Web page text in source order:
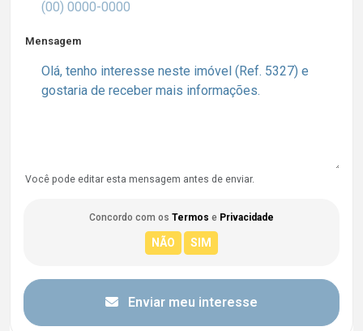
Mensagem
Você pode editar esta mensagem antes de enviar.
Concordo com os Termos e Privacidade
Enviar meu interesse